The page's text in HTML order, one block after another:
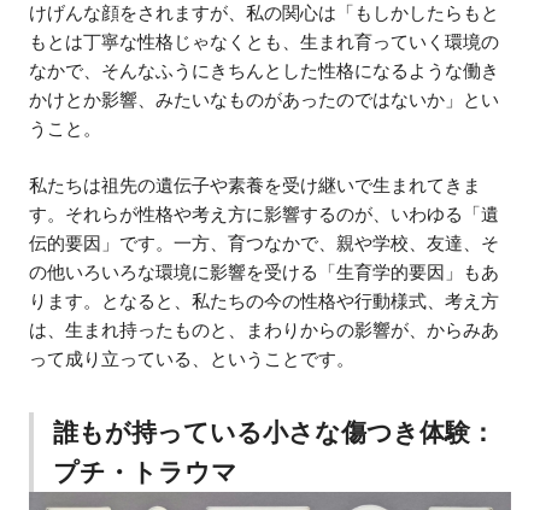
けげんな顔をされますが、私の関心は「もしかしたらもと
もとは丁寧な性格じゃなくとも、生まれ育っていく環境の
なかで、そんなふうにきちんとした性格になるような働き
かけとか影響、みたいなものがあったのではないか」とい
うこと。
私たちは祖先の遺伝子や素養を受け継いで生まれてきま
す。それらが性格や考え方に影響するのが、いわゆる「遺
伝的要因」です。一方、育つなかで、親や学校、友達、そ
の他いろいろな環境に影響を受ける「生育学的要因」もあ
ります。となると、私たちの今の性格や行動様式、考え方
は、生まれ持ったものと、まわりからの影響が、からみあ
って成り立っている、ということです。
誰もが持っている小さな傷つき体験：
プチ・トラウマ